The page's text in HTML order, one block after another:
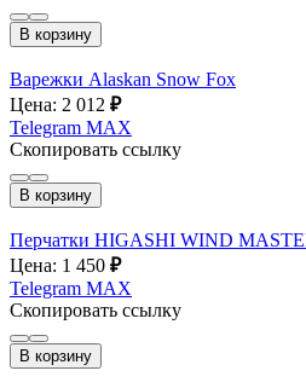
В корзину
Варежки Alaskan Snow Fox
Цена: 2 012 ₽
Telegram MAX
Скопировать ссылку
В корзину
Перчатки HIGASHI WIND
Цена: 1 450 ₽
Telegram MAX
Скопировать ссылку
В корзину